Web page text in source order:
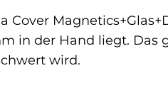
Cover
in der Hand liegt. Das
wird.